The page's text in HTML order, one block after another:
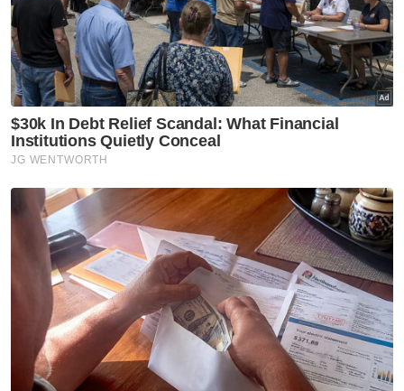
undang.
Kementerian Luar Korea utara dalam satu
kenyataan mengenai keputusannya itu pada
Jumaat berkata, Malaysia didakwa
melakukan 'jenayah yang tidak boleh
dimaafkan' kerana menghantar rakyatnya
yang tidak bersalah ke negara yang
merupakan musuh ketat republik itu.
Berita Telus & Tulus menerusi E-Mel setiap
hari!